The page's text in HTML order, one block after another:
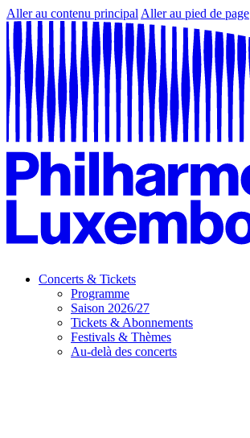
Aller au contenu principal Aller au pied de page
Concerts & Tickets
Programme
Saison 2026/27
Tickets & Abonnements
Festivals & Thèmes
Au-delà des concerts